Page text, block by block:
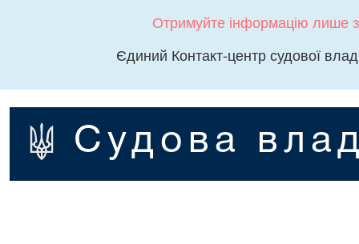
Отримуйте інформацію лише
Єдиний Контакт-центр судової
Судова